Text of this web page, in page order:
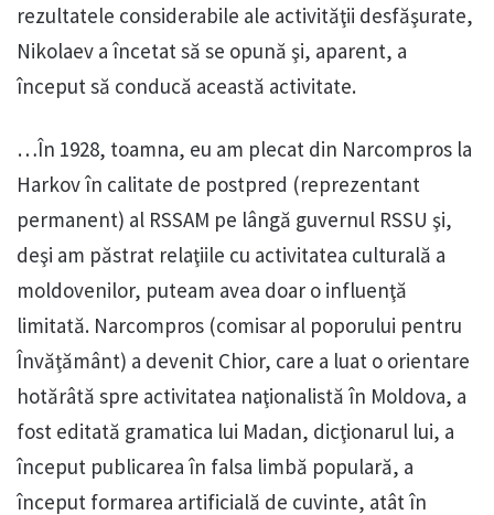
rezultatele considerabile ale activităţii desfăşurate,
Nikolaev a încetat să se opună şi, aparent, a
început să conducă această activitate.
…În 1928, toamna, eu am plecat din Narcompros la
Harkov în calitate de postpred (reprezentant
permanent) al RSSAM pe lângă guvernul RSSU şi,
deşi am păstrat relaţiile cu activitatea culturală a
moldovenilor, puteam avea doar o influenţă
limitată. Narcompros (comisar al poporului pentru
Învăţământ) a devenit Chior, care a luat o orientare
hotărâtă spre activitatea naţionalistă în Moldova, a
fost editată gramatica lui Madan, dicţionarul lui, a
început publicarea în falsa limbă populară, a
început formarea artificială de cuvinte, atât în